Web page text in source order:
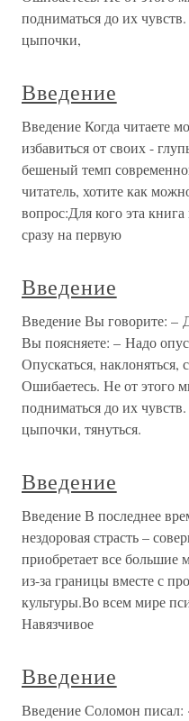
подниматься до их
цыпочки,
Введение
Введение Когда читаете
избавиться от своих -
бешеный темп
читатель, хотите как
вопрос:Для кого эта
сразу на первую
Введение
Введение Вы говорите: –
Вы поясняете: – Надо
Опускаться, наклоняться,
Ошибаетесь. Не от этого
подниматься до их
цыпочки, тянуться.
Введение
Введение В последнее
нездоровая страсть –
приобретает все
из-за границы вместе с
культуры.Во всем мире
Навязчивое
Введение
Введение Соломон писал: